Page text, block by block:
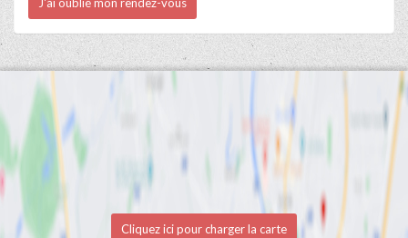
Cliquez ici pour charger la carte